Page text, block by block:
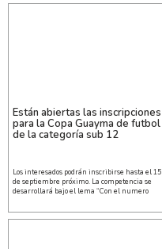
Están abiertas las inscripciones
para la Copa Guayma de futbol
de la categoría sub 12
Los interesados podrán inscribirse hasta el 15
de septiembre próximo. La competencia se
desarrollará bajo el lema “Con el numero